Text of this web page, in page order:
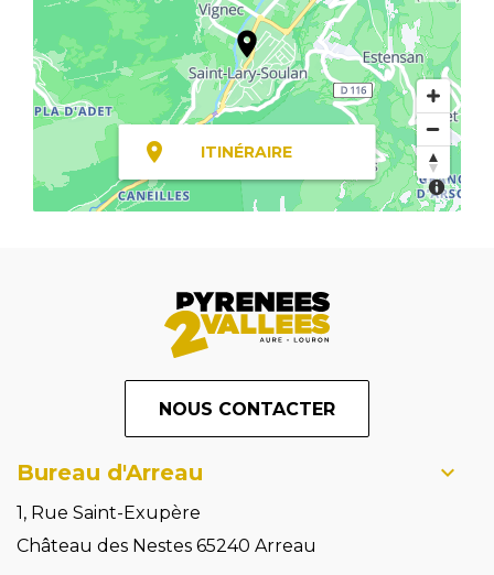
ITINÉRAIRE
NOUS CONTACTER
Bureau d'Arreau
1, Rue Saint-Exupère
Château des Nestes 65240 Arreau